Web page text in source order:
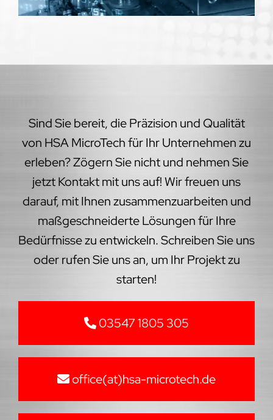
Sind Sie bereit, die Präzision und Qualität
von HSA MicroTech für Ihr Unternehmen zu
erleben? Zögern Sie nicht und nehmen Sie
jetzt Kontakt mit uns auf! Wir freuen uns
darauf, mit Ihnen zusammenzuarbeiten und
maßgeschneiderte Lösungen für Ihre
Bedürfnisse zu entwickeln. Schreiben Sie uns
oder rufen Sie uns an, um Ihr Projekt zu
starten!
03547 1805 305
office(at)hsa-microtech.de